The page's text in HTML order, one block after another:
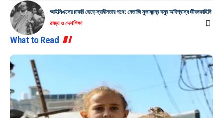
আইসিএসের চাকরি ছেড়ে স্বাধীনতার পথে: নেতাজি সুভাষচন্দ্র বসুর অবিশ্বাস্য জীবনকাহিনি
রাজ্য ও দেশশিক্ষা
What to Read